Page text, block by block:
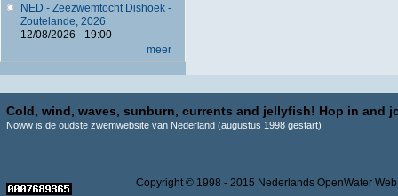
NED - Zeezwemtocht Dishoek -
Zoutelande, 2026
12/08/2026 - 19:00
meer
Cold, wind, waves, sunburn, currents and jellyfish! Hop in and
Noww is de oudste zwemwebsite van Nederland (augustus 1998 gestart)
Copyright © 1998 - 2015 Nederlands OpenWater